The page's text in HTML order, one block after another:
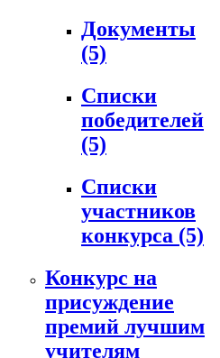
Документы
(5)
Списки
победителей
(5)
Списки
участников
конкурса (5)
Конкурс на
присуждение
премий лучшим
учителям